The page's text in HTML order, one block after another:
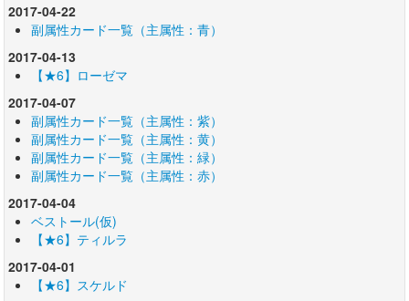
2017-04-22
副属性カード一覧（主属性：青）
2017-04-13
【★6】ローゼマ
2017-04-07
副属性カード一覧（主属性：紫）
副属性カード一覧（主属性：黄）
副属性カード一覧（主属性：緑）
副属性カード一覧（主属性：赤）
2017-04-04
ベストール(仮)
【★6】ティルラ
2017-04-01
【★6】スケルド